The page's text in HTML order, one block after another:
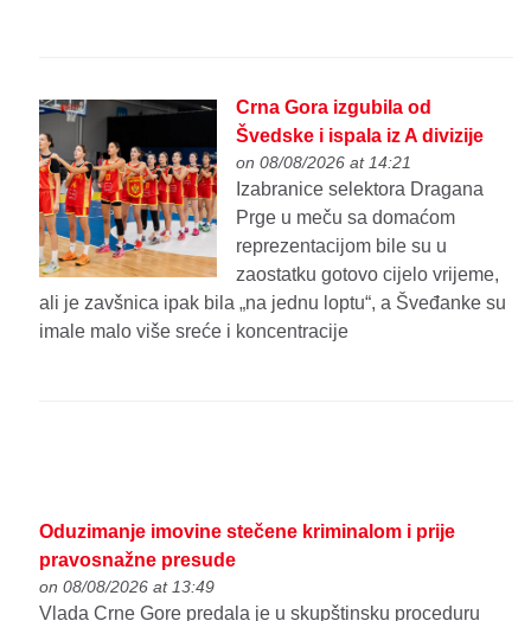
Crna Gora izgubila od
Švedske i ispala iz A divizije
on 08/08/2026 at 14:21
Izabranice selektora Dragana
Prge u meču sa domaćom
reprezentacijom bile su u
zaostatku gotovo cijelo vrijeme,
ali je zavšnica ipak bila „na jednu loptu“, a Šveđanke su
imale malo više sreće i koncentracije
Oduzimanje imovine stečene kriminalom i prije
pravosnažne presude
on 08/08/2026 at 13:49
Vlada Crne Gore predala je u skupštinsku proceduru